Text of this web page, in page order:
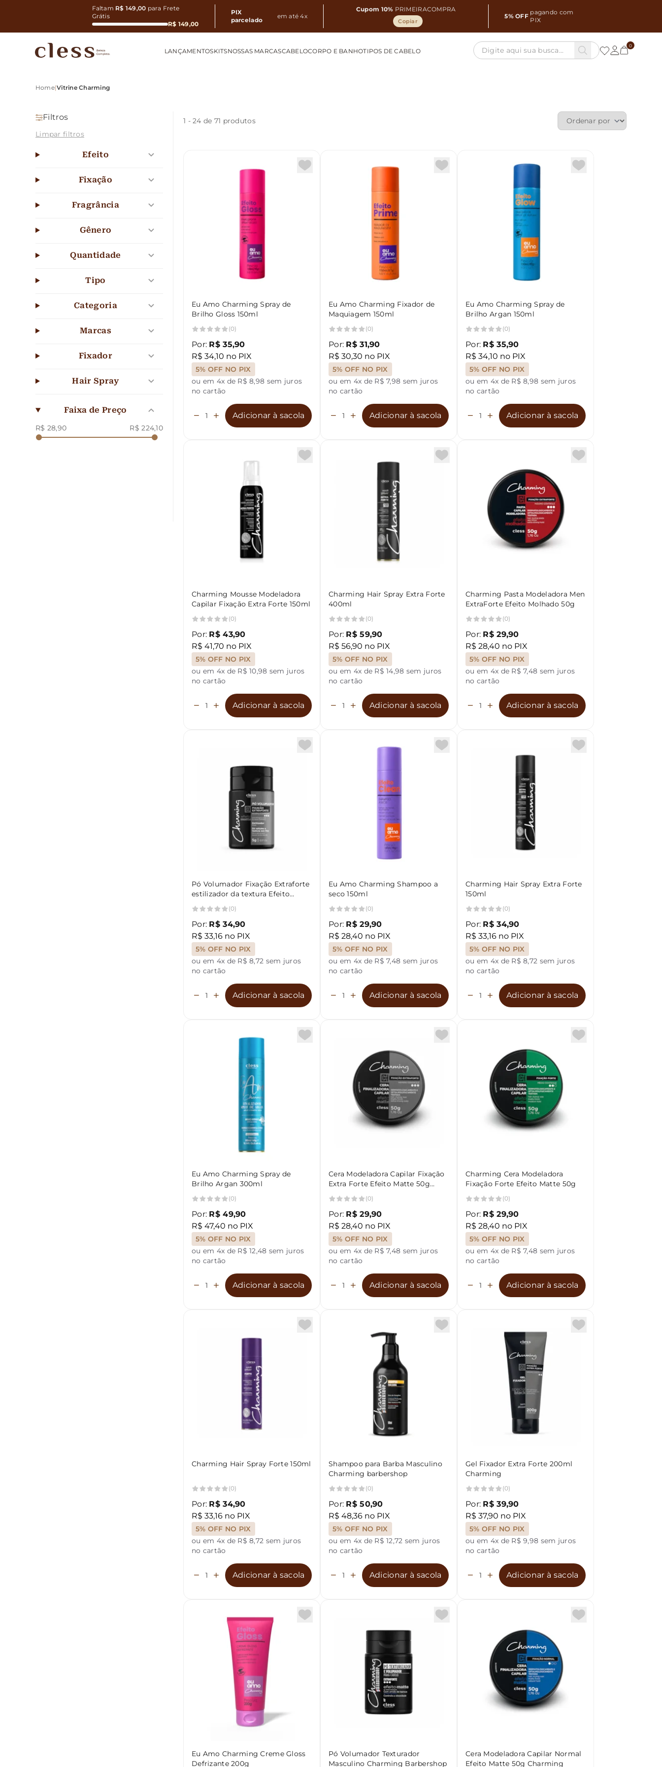
Faltam R$ 149,00 para Frete
Grátis
R$ 149,00
PIX
parcelado
em até 4x
Cupom 10% PRIMEIRACOMPRA
Copiar
5% OFF
pagando com
PIX
LANÇAMENTOSKITSNOSSAS MARCASCABELOCORPO E BANHOTIPOS DE CABELO
0
Home|Vitrine Charming
Filtros
Limpar filtros
Efeito
Fixação
Fragrância
Gênero
Quantidade
Tipo
Categoria
Marcas
Fixador
Hair Spray
Faixa de Preço
R$ 28,90 R$ 224,10
1 -24 de 71 produtos
Eu Amo Charming Spray de
Brilho Gloss 150ml
(0)
Por: R$ 35,90
R$ 34,10 no PIX
5% OFF NO PIX
ou em 4x de R$ 8,98 sem juros
no cartão
Adicionar à sacola
Eu Amo Charming Fixador de
Maquiagem 150ml
(0)
Por: R$ 31,90
R$ 30,30 no PIX
5% OFF NO PIX
ou em 4x de R$ 7,98 sem juros
no cartão
Adicionar à sacola
Eu Amo Charming Spray de
Brilho Argan 150ml
(0)
Por: R$ 35,90
R$ 34,10 no PIX
5% OFF NO PIX
ou em 4x de R$ 8,98 sem juros
no cartão
Adicionar à sacola
Charming Mousse Modeladora
Capilar Fixação Extra Forte 150ml
(0)
Por: R$ 43,90
R$ 41,70 no PIX
5% OFF NO PIX
ou em 4x de R$ 10,98 sem juros
no cartão
Adicionar à sacola
Charming Hair Spray Extra Forte
400ml
(0)
Por: R$ 59,90
R$ 56,90 no PIX
5% OFF NO PIX
ou em 4x de R$ 14,98 sem juros
no cartão
Adicionar à sacola
Charming Pasta Modeladora Men
ExtraForte Efeito Molhado 50g
(0)
Por: R$ 29,90
R$ 28,40 no PIX
5% OFF NO PIX
ou em 4x de R$ 7,48 sem juros
no cartão
Adicionar à sacola
Pó Volumador Fixação Extraforte
estilizador da textura Efeito
Matte
(0)
Por: R$ 34,90
R$ 33,16 no PIX
5% OFF NO PIX
ou em 4x de R$ 8,72 sem juros
no cartão
Adicionar à sacola
Eu Amo Charming Shampoo a
seco 150ml
(0)
Por: R$ 29,90
R$ 28,40 no PIX
5% OFF NO PIX
ou em 4x de R$ 7,48 sem juros
no cartão
Adicionar à sacola
Charming Hair Spray Extra Forte
150ml
(0)
Por: R$ 34,90
R$ 33,16 no PIX
5% OFF NO PIX
ou em 4x de R$ 8,72 sem juros
no cartão
Adicionar à sacola
Eu Amo Charming Spray de
Brilho Argan 300ml
(0)
Por: R$ 49,90
R$ 47,40 no PIX
5% OFF NO PIX
ou em 4x de R$ 12,48 sem juros
no cartão
Adicionar à sacola
Cera Modeladora Capilar Fixação
Extra Forte Efeito Matte 50g
Charming
(0)
Por: R$ 29,90
R$ 28,40 no PIX
5% OFF NO PIX
ou em 4x de R$ 7,48 sem juros
no cartão
Adicionar à sacola
Charming Cera Modeladora
Fixação Forte Efeito Matte 50g
(0)
Por: R$ 29,90
R$ 28,40 no PIX
5% OFF NO PIX
ou em 4x de R$ 7,48 sem juros
no cartão
Adicionar à sacola
Charming Hair Spray Forte 150ml
(0)
Por: R$ 34,90
R$ 33,16 no PIX
5% OFF NO PIX
ou em 4x de R$ 8,72 sem juros
no cartão
Adicionar à sacola
Shampoo para Barba Masculino
Charming barbershop
(0)
Por: R$ 50,90
R$ 48,36 no PIX
5% OFF NO PIX
ou em 4x de R$ 12,72 sem juros
no cartão
Adicionar à sacola
Gel Fixador Extra Forte 200ml
Charming
(0)
Por: R$ 39,90
R$ 37,90 no PIX
5% OFF NO PIX
ou em 4x de R$ 9,98 sem juros
no cartão
Adicionar à sacola
Eu Amo Charming Creme Gloss
Defrizante 200g
Pó Volumador Texturador
Masculino Charming Barbershop
Cera Modeladora Capilar Normal
Efeito Matte 50g Charming